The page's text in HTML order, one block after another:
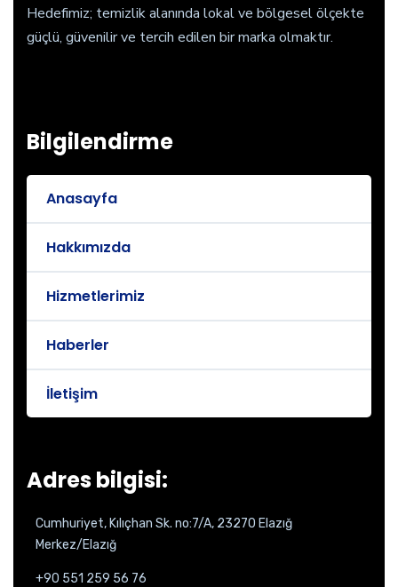
Hedefimiz; temizlik alanında lokal ve bölgesel ölçekte
güçlü, güvenilir ve tercih edilen bir marka olmaktır.
Bilgilendirme
Anasayfa
Hakkımızda
Hizmetlerimiz
Haberler
İletişim
Adres bilgisi:
Cumhuriyet, Kılıçhan Sk. no:7/A, 23270 Elazığ
Merkez/Elazığ
+90 551 259 56 76